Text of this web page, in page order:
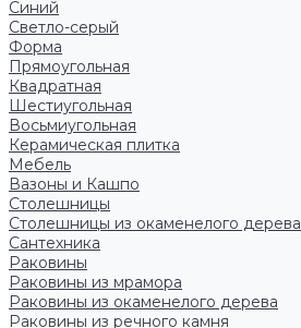
Синий
Светло-серый
Форма
Прямоугольная
Квадратная
Шестиугольная
Восьмиугольная
Керамическая плитка
Мебель
Вазоны и Кашпо
Столешницы
Столешницы из окаменелого дерева
Сантехника
Раковины
Раковины из мрамора
Раковины из окаменелого дерева
Раковины из речного камня